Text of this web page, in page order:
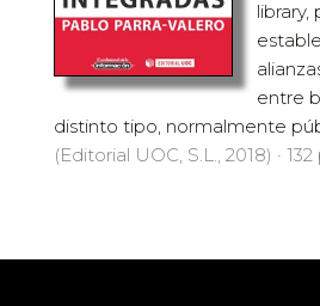
library,
entre
distinto tipo, normalmente
(Editorial UOC, S.L., 2018) · 132